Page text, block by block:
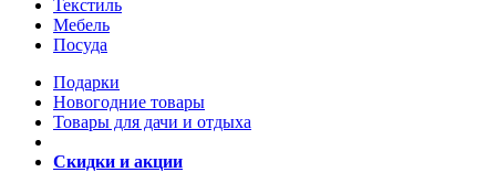
Текстиль
Мебель
Посуда
Подарки
Новогодние товары
Товары для дачи и отдыха
Скидки и акции